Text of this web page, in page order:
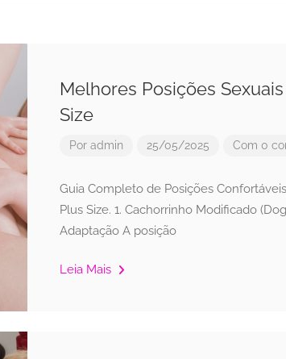
Melhores Posições
Size
Por admin 25/05/2025 Com 0
Guia Completo de Posições
Plus Size. 1. Cachorrinho Modificado
Adaptação A posição
Leia Mais